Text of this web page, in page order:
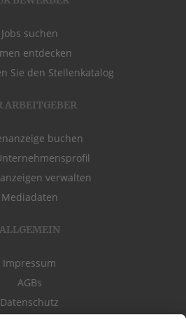
Jobs suchen
entdecken
Sie den Stellenkatalog
ARBEITGEBER
buchen
verwalten
Mediadaten
ALLGEMEIN
Impressum
AGBs
Datenschutz